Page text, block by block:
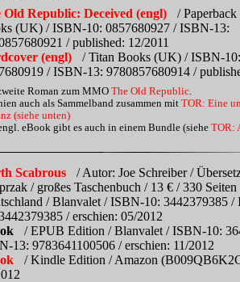
Old Republic: Deceived (engl)
/
(UK) / ISBN-10: 0857680927 / ISBN-13:
/ published: 12/2011
(engl)
/ Titan Books (UK) / ISBN-
/ ISBN-13: 9780857680914 /
Roman zum MMOThe Old Republic.
auch als Sammelband zusammen mitTOR: Eine
(siehe unten)
eBook gibt es auch in einem Bundle (sieheTOR:
Scabrous
/ Autor: Joe Schreiber /
/ großes Taschenbuch / 13 € / 330
/ Blanvalet / ISBN-10: 3442379385 /
/ erschien: 05/2012
/ EPUB Edition / Blanvalet / ISBN-10:
13: 9783641100506 / erschien: 11/2012
/ Kindle Edition / Amazon